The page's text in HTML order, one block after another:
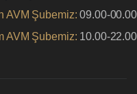
AVM Şubemiz: 09.00-00.00
AVM Şubemiz: 10.00-22.00